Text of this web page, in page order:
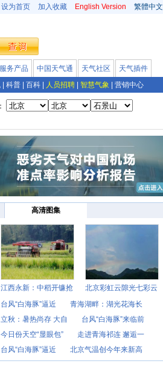
设为首页 加入收藏 English Version 繁體中文
服务产品 中国天气通 天气社区
天气插件
科普 百科 人员招聘 智慧气象 营销中心
高清图集
江西永新：中稻开镰抢
北京彩虹云隙光七彩云
台风“白海豚”逼近
青海湖畔：湖光花海长
立秋：暑热尚存 大自
台风“白海豚”来临前
今日份天空“显眼包”
走进青海祁连 邂逅一
台风“白海豚”逼近
北京气温创今年来新高